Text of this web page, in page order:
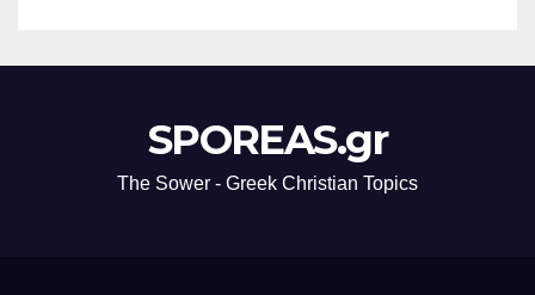
SPOREAS.gr
The Sower - Greek Christian Topics